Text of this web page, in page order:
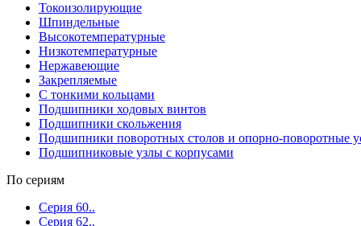
Токоизолирующие
Шпиндельные
Высокотемпературные
Низкотемпературные
Нержавеющие
Закрепляемые
С тонкими кольцами
Подшипники ходовых винтов
Подшипники скольжения
Подшипники поворотных столов и опорно-поворотные
Подшипниковые узлы с корпусами
По сериям
Серия 60..
Серия 62..